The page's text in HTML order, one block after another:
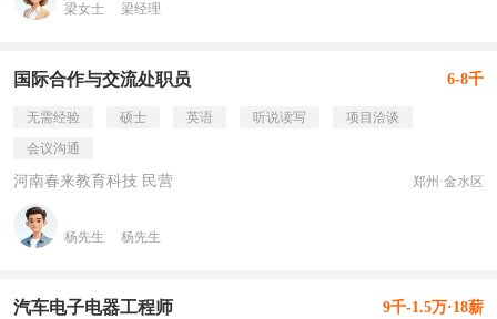
梁女士 梁经理
国际合作与交流处职员 6-8千
无需经验 硕士 英语 听说读写
项目洽谈
会议沟通
河南春来教育科技 民营 郑州·金水区
杨先生 杨先生
汽车电子电器工程师 9千-1.5万·18薪